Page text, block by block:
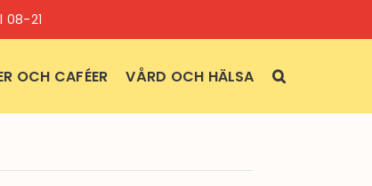
08-21
OCH CAFÉER VÅRD OCH HÄLSA